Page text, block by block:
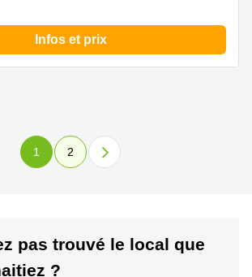
Infos et prix
1 2
pas trouvé le local que
?